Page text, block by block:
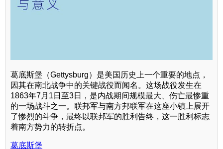
葛底斯堡（Gettysburg）是美国历史上一个重要的地点，
因其在南北战争中的关键战役而闻名。这场战役发生在
1863年7月1日至3日，是内战期间规模最大、伤亡最惨重
的一场战斗之一。联邦军与南方邦联军在这座小镇上展开
了惨烈的斗争，最终以联邦军的胜利告终，这一胜利标志
着南方势力的转折点。
葛底斯堡